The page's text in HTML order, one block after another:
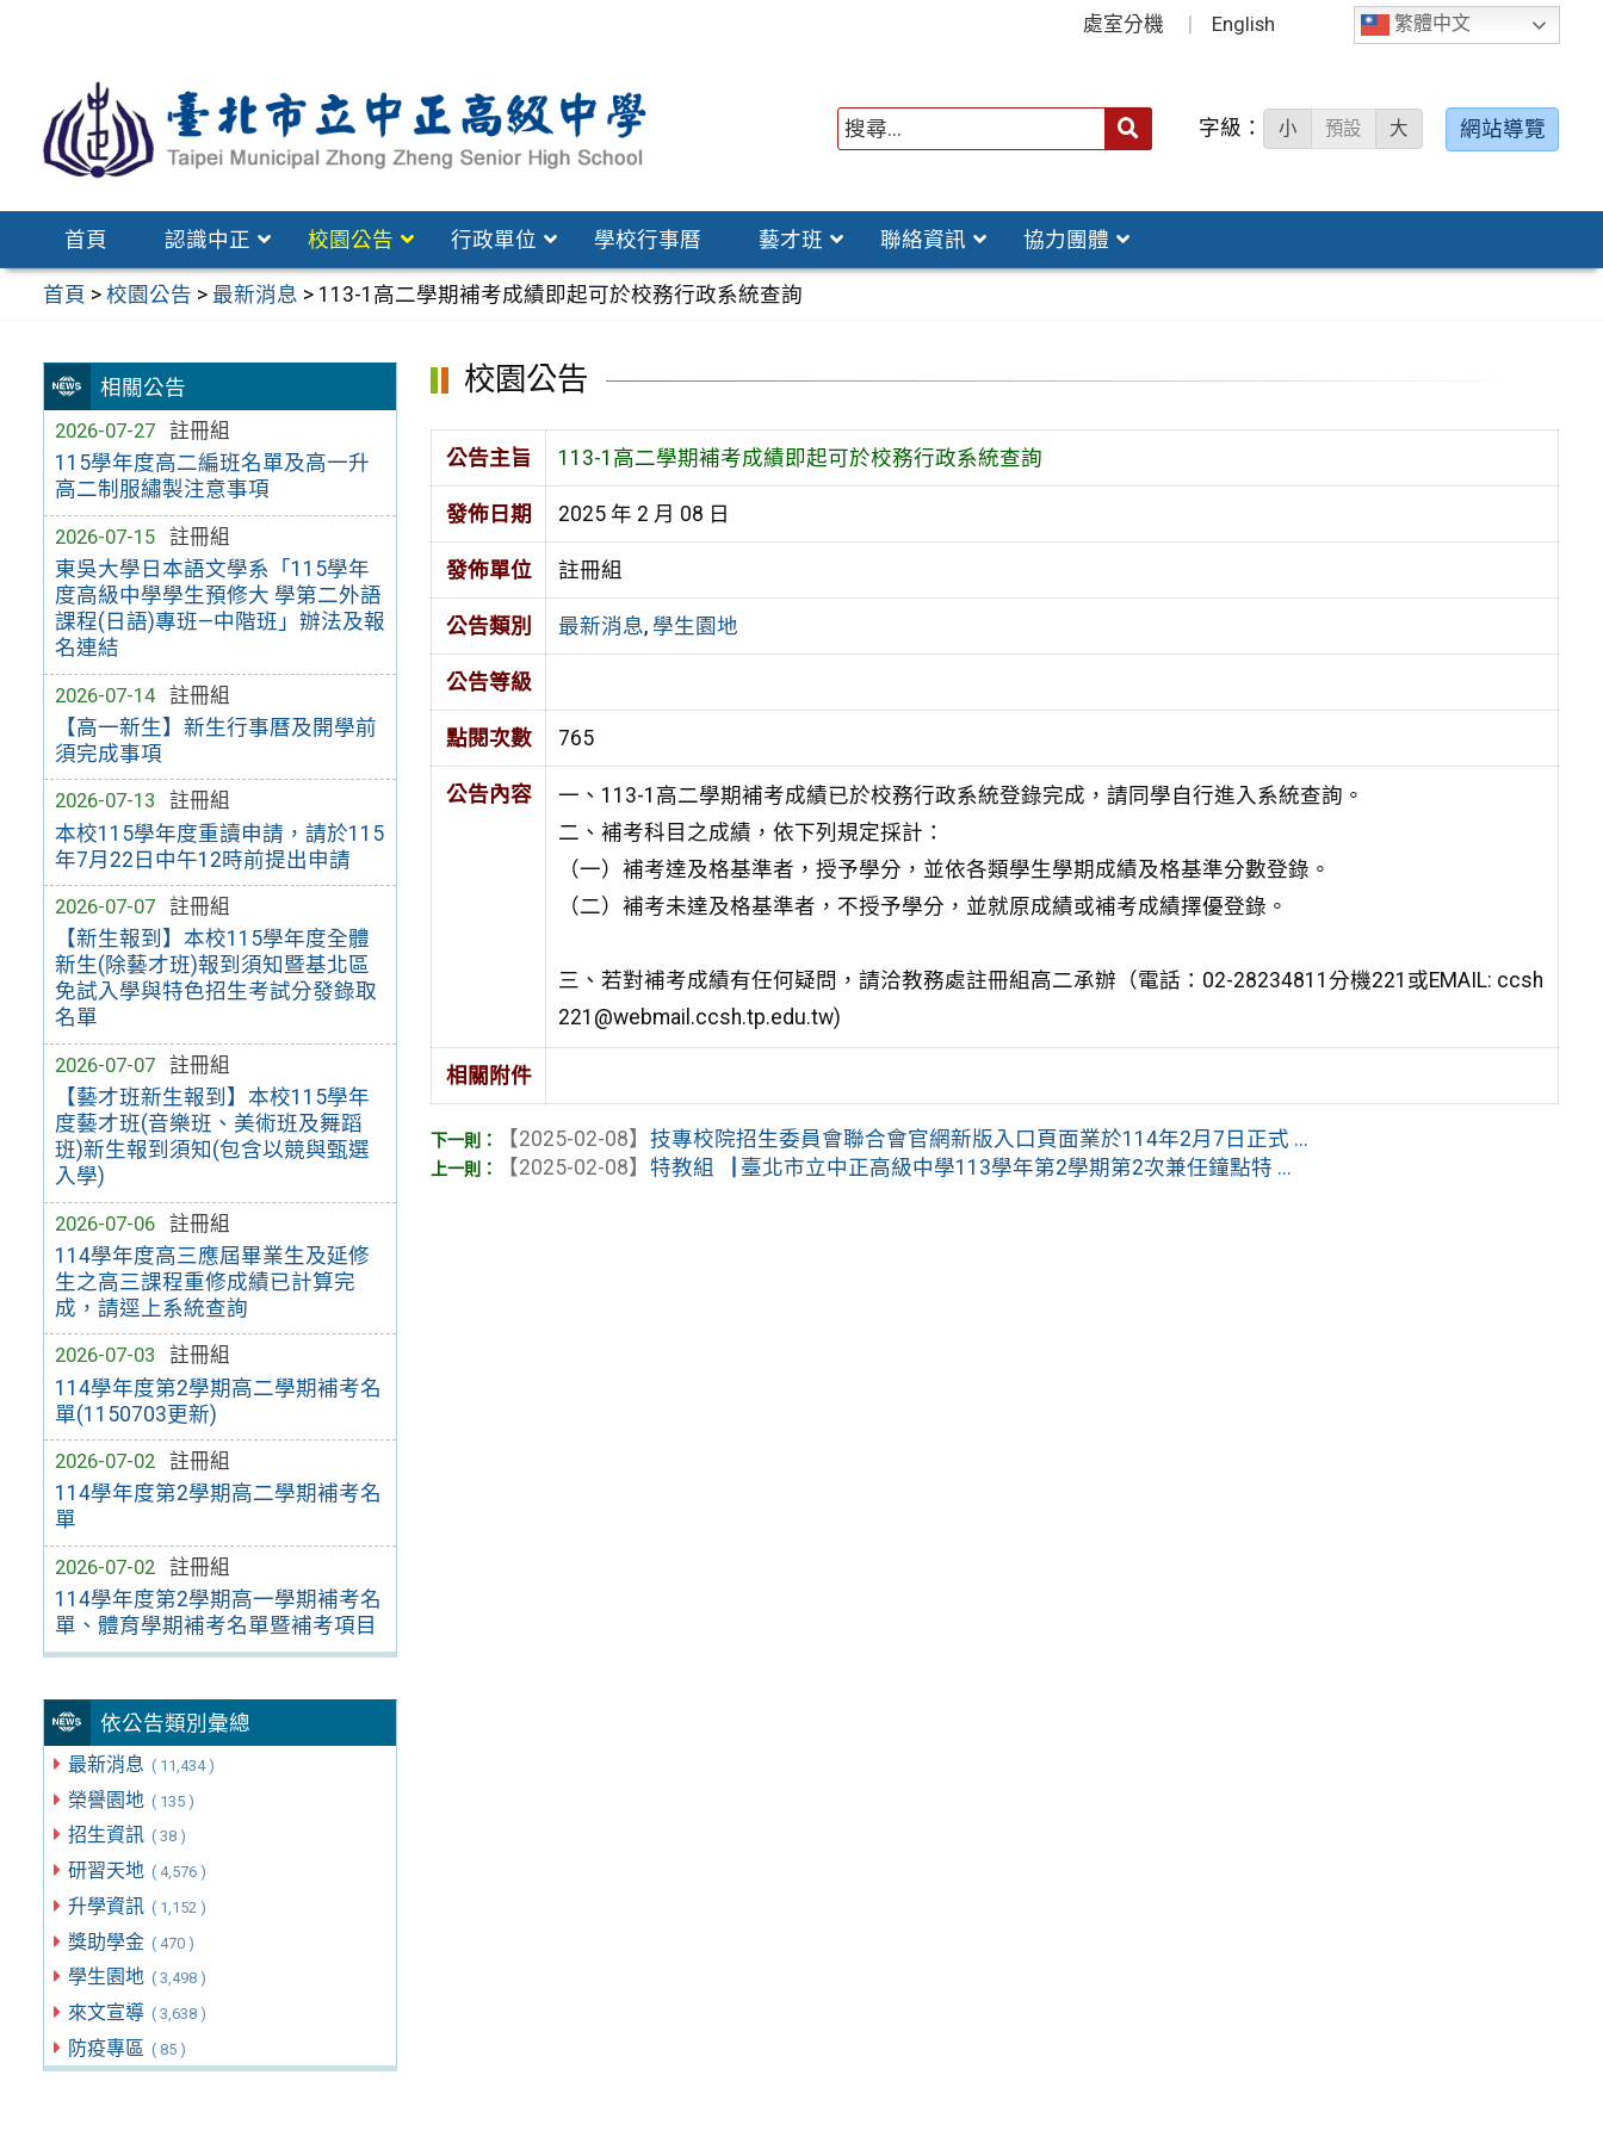
區
繁體中文
處室分機 English
字級： 小 預設 大 網站導覽
首頁 認識中正 校園公告 行政單位 學校行事曆 藝才班 聯絡資訊 協力團體
首頁 >校園公告 > 最新消息 > 113-1高二學期補考成績即起可於校務行政系統查詢
相關公告
2026-07-27
註冊組
115學年度高二編班名單及高一升
高二制服繡製注意事項
2026-07-15
註冊組
東吳大學日本語文學系「115學年
度高級中學學生預修大 學第二外語
課程(日語)專班—中階班」辦法及報
名連結
2026-07-14
註冊組
【高一新生】新生行事曆及開學前
須完成事項
2026-07-13
註冊組
本校115學年度重讀申請，請於115
年7月22日中午12時前提出申請
2026-07-07
註冊組
【新生報到】本校115學年度全體
新生(除藝才班)報到須知暨基北區
免試入學與特色招生考試分發錄取
名單
2026-07-07
註冊組
【藝才班新生報到】本校115學年
度藝才班(音樂班、美術班及舞蹈
班)新生報到須知(包含以競與甄選
入學)
2026-07-06
註冊組
114學年度高三應屆畢業生及延修
生之高三課程重修成績已計算完
成，請逕上系統查詢
2026-07-03
註冊組
114學年度第2學期高二學期補考名
單(1150703更新)
2026-07-02
註冊組
114學年度第2學期高二學期補考名
單
2026-07-02
註冊組
114學年度第2學期高一學期補考名
單、體育學期補考名單暨補考項目
依公告類別彙總
最新消息 ( 11,434 )
榮譽園地 ( 135 )
招生資訊 ( 38 )
研習天地 ( 4,576 )
升學資訊 ( 1,152 )
獎助學金 ( 470 )
學生園地 ( 3,498 )
來文宣導 ( 3,638 )
防疫專區 ( 85 )
校園公告
公告主旨 113-1高二學期補考成績即起可於校務行政系統查詢
發佈日期 2025 年 2 月 08 日
發佈單位 註冊組
公告類別 最新消息, 學生園地
公告等級
點閱次數 765
公告內容
一、113-1高二學期補考成績已於校務行政系統登錄完成，請同學自行進入系統查詢。
二、補考科目之成績，依下列規定採計：
（一）補考達及格基準者，授予學分，並依各類學生學期成績及格基準分數登錄。
（二）補考未達及格基準者，不授予學分，並就原成績或補考成績擇優登錄。
三、若對補考成績有任何疑問，請洽教務處註冊組高二承辦（電話：02-28234811分機221或EMAIL: ccsh
221@webmail.ccsh.tp.edu.tw)
相關附件
【2025-02-08】技專校院招生委員會聯合會官網新版入口頁面業於114年2月7日正式 ...
【2025-02-08】特教組▕ 臺北市立中正高級中學113學年第2學期第2次兼任鐘點特 ...